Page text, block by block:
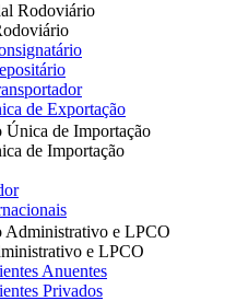
Rodoviário
de Exportação
Única de Importação
de Importação
Administrativo e LPCO
e LPCO
Anuentes
Privados